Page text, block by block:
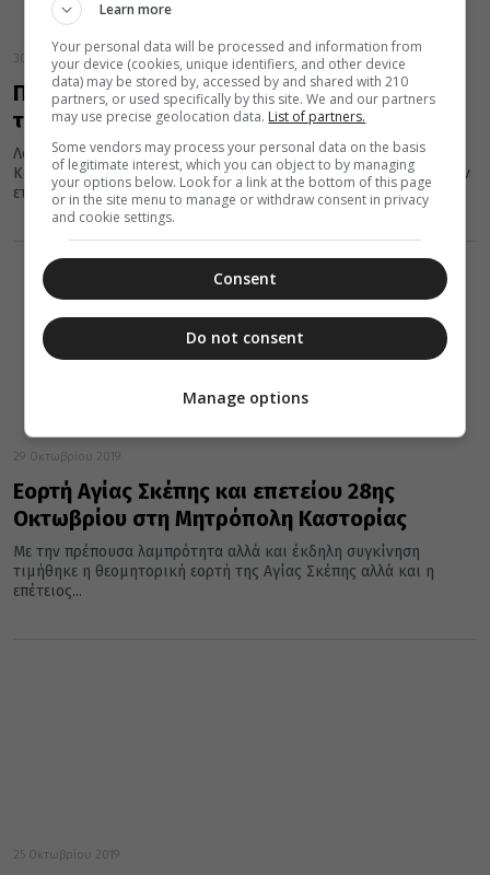
30 Οκτωβρίου 2019
Πανηγυρικοί εορτασμοί για τον Άγιο Ιάκωβο
τον εκ Καστορίας
Λατρευτικές εκδηλώσεις διοργανώνει η Ιερά Μητρόπολις
Καστορίας με την ευκαιρία της συμπληρώσεως των πεντακοσίων
ετών (1519-2019) από το μαρτύριο του Αγίου Οσιομάρτυρος...
29 Οκτωβρίου 2019
Εορτή Αγίας Σκέπης και επετείου 28ης
Οκτωβρίου στη Μητρόπολη Καστορίας
Με την πρέπουσα λαμπρότητα αλλά και έκδηλη συγκίνηση
τιμήθηκε η θεομητορική εορτή της Αγίας Σκέπης αλλά και η
επέτειος...
25 Οκτωβρίου 2019
Learn more
Your personal data will be processed and information from
your device (cookies, unique identifiers, and other device
data) may be stored by, accessed by and shared with 210
partners, or used specifically by this site. We and our partners
may use precise geolocation data. List of partners.
Some vendors may process your personal data on the basis
of legitimate interest, which you can object to by managing
your options below. Look for a link at the bottom of this page
or in the site menu to manage or withdraw consent in privacy
and cookie settings.
Consent
Do not consent
Manage options